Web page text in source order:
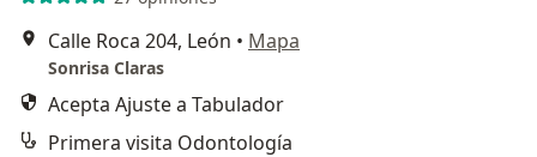
Calle Roca 204, León • Mapa
Sonrisa Claras
Acepta Ajuste a Tabulador
Primera visita Odontología